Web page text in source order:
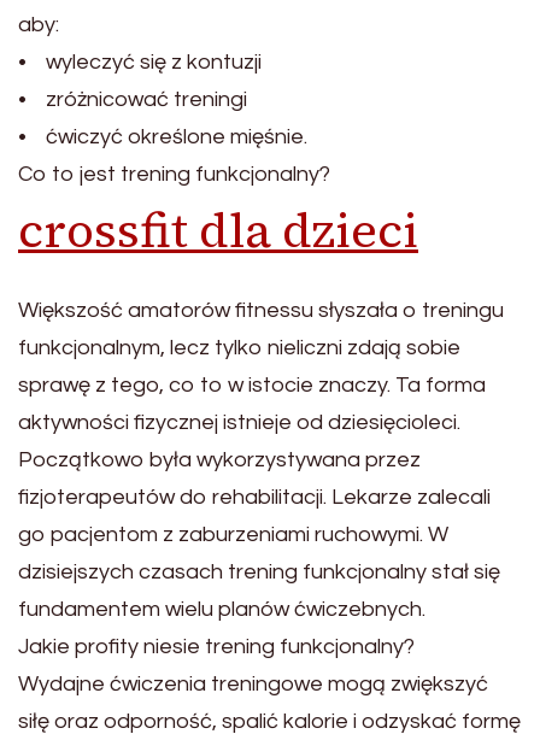
aby:
• wyleczyć się z kontuzji
• zróżnicować treningi
• ćwiczyć określone mięśnie.
Co to jest trening funkcjonalny?
crossfit dla dzieci
Większość amatorów fitnessu słyszała o treningu
funkcjonalnym, lecz tylko nieliczni zdają sobie
sprawę z tego, co to w istocie znaczy. Ta forma
aktywności fizycznej istnieje od dziesięcioleci.
Początkowo była wykorzystywana przez
fizjoterapeutów do rehabilitacji. Lekarze zalecali
go pacjentom z zaburzeniami ruchowymi. W
dzisiejszych czasach trening funkcjonalny stał się
fundamentem wielu planów ćwiczebnych.
Jakie profity niesie trening funkcjonalny?
Wydajne ćwiczenia treningowe mogą zwiększyć
siłę oraz odporność, spalić kalorie i odzyskać formę